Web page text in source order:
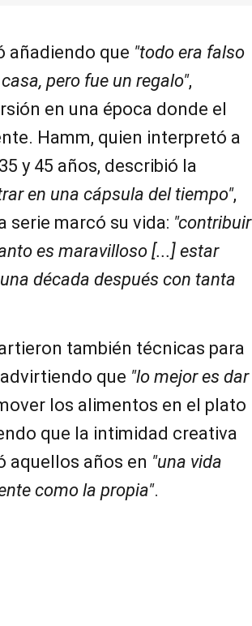
añadiendo que "todo era falso
pero fue un regalo",
en una época donde el
Hamm, quien interpretó a
y 45 años, describió la
en una cápsula del tiempo",
serie marcó su vida: "contribuir
es maravilloso [...] estar
década después con tanta
también técnicas para
que "lo mejor es dar
los alimentos en el plato
que la intimidad creativa
aquellos años en "una vida
como la propia".